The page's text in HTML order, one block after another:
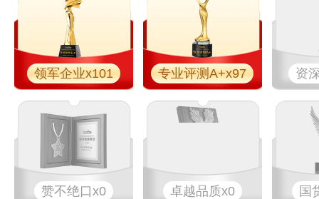
领军企业x101 专业评测A+x97 资
赞不绝口x0 卓越品质x0 国